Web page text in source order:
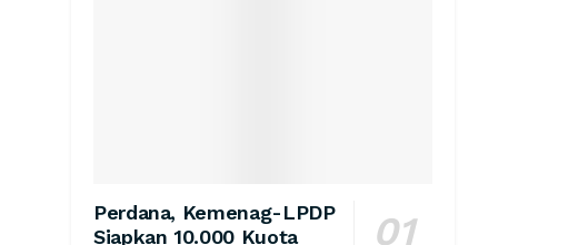
Perdana, Kemenag-LPDP
Siapkan 10.000 Kuota